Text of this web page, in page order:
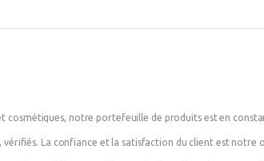
cosmétiques, notre portefeuille de produits est en
vérifiés. La confiance et la satisfaction du client est